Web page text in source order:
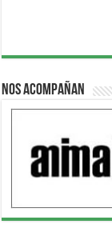
Nos acompañan